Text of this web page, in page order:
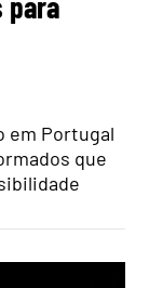
em Portugal
que